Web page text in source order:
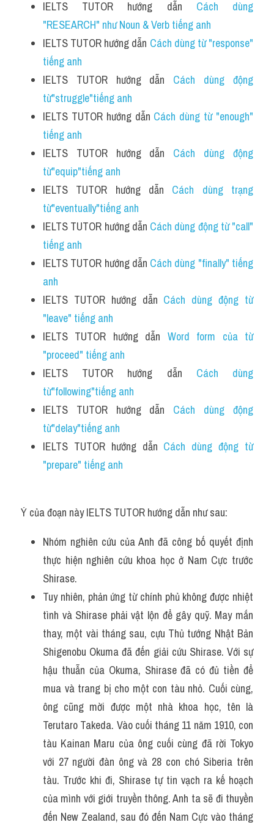
IELTS TUTOR hướng dẫn Cách dùng
"RESEARCH" như Noun & Verb tiếng anh
IELTS TUTOR hướng dẫn Cách dùng từ "response"
tiếng anh
IELTS TUTOR hướng dẫn Cách dùng động
từ"struggle"tiếng anh
IELTS TUTOR hướng dẫn Cách dùng từ "enough"
tiếng anh
IELTS TUTOR hướng dẫn Cách dùng động
từ"equip"tiếng anh
IELTS TUTOR hướng dẫn Cách dùng trạng
từ"eventually"tiếng anh
IELTS TUTOR hướng dẫn Cách dùng động từ "call"
tiếng anh
IELTS TUTOR hướng dẫn Cách dùng "finally" tiếng
anh
IELTS TUTOR hướng dẫn Cách dùng động từ
"leave" tiếng anh
IELTS TUTOR hướng dẫn Word form của từ
"proceed" tiếng anh
IELTS TUTOR hướng dẫn Cách dùng
từ"following"tiếng anh
IELTS TUTOR hướng dẫn Cách dùng động
từ"delay"tiếng anh
IELTS TUTOR hướng dẫn Cách dùng động từ
"prepare" tiếng anh
Ý của đoạn này IELTS TUTOR hướng dẫn như sau:
Nhóm nghiên cứu của Anh đã công bố quyết định
thực hiện nghiên cứu khoa học ở Nam Cực trước
Shirase.
Tuy nhiên, phản ứng từ chính phủ không được nhiệt
tình và Shirase phải vật lộn để gây quỹ. May mắn
thay, một vài tháng sau, cựu Thủ tướng Nhật Bản
Shigenobu Okuma đã đến giải cứu Shirase. Với sự
hậu thuẫn của Okuma, Shirase đã có đủ tiền để
mua và trang bị cho một con tàu nhỏ. Cuối cùng,
ông cũng mời được một nhà khoa học, tên là
Terutaro Takeda. Vào cuối tháng 11 năm 1910, con
tàu Kainan Maru của ông cuối cùng đã rời Tokyo
với 27 người đàn ông và 28 con chó Siberia trên
tàu. Trước khi đi, Shirase tự tin vạch ra kế hoạch
của mình với giới truyền thông. Anh ta sẽ đi thuyền
đến New Zealand, sau đó đến Nam Cực vào tháng